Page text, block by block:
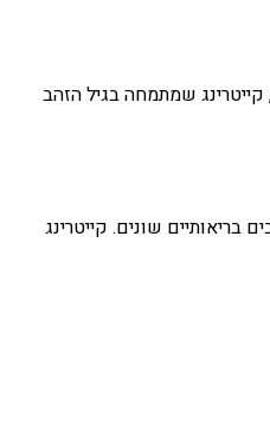
שמתמחה בגיל הזהב
בריאותיים שונים. קייטרינג